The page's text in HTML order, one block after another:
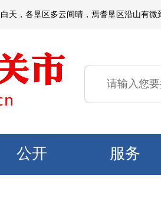
天，各垦区多云间晴，焉耆垦区沿山有
公开 服务